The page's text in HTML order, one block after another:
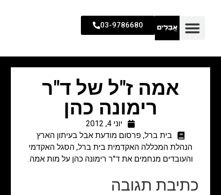
03-9786680
אמה ז"ל של ד"ר
רימונה כהן
יוני 4, 2012
בית ברל, פרסום מודעת אבל בעיתון הארץ
הנהלת המכללה האקדמית בית ברל, הסגל האקדמי
והעובדים מנחמים את ד"ר רימונה כהן על מות אמה.
כתיבת תגובה